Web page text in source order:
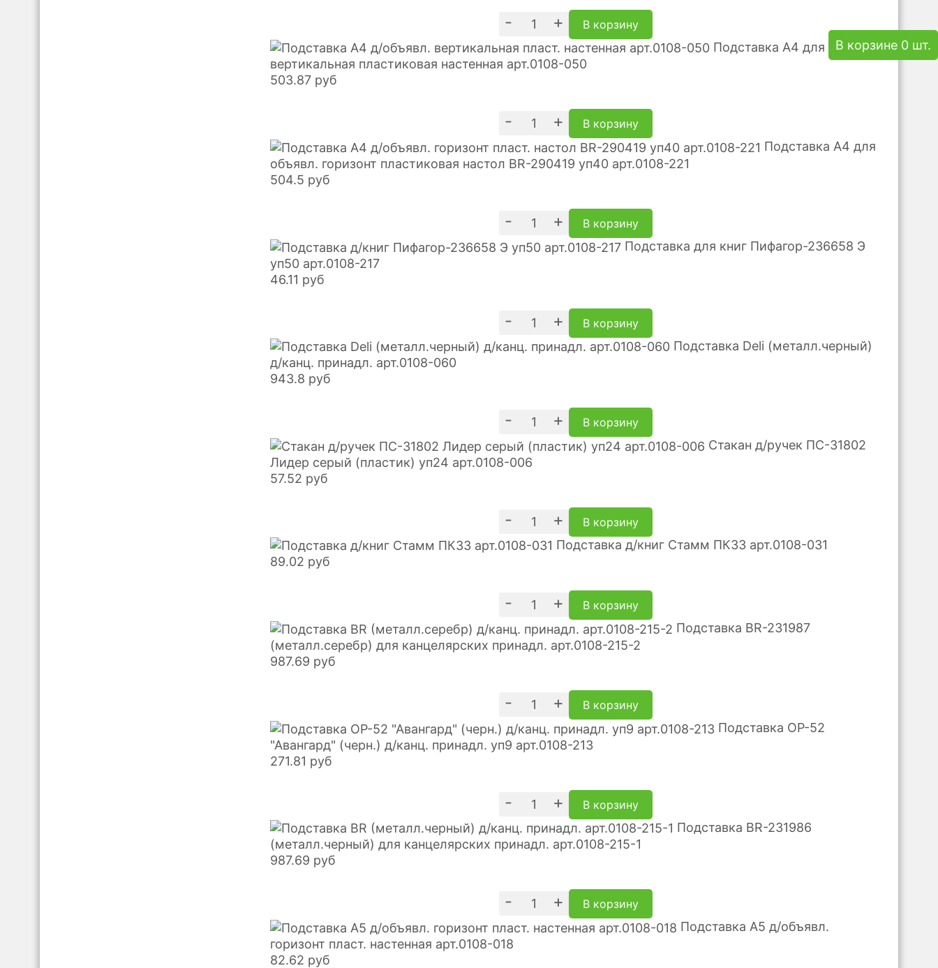
В корзине 0 шт.
- + В корзину
Подставка А4 для объявл.
вертикальная пластиковая настенная арт.0108-050
503.87 руб
- + В корзину
Подставка А4 для
объявл. горизонт пластиковая настол BR-290419 уп40 арт.0108-221
504.5 руб
- + В корзину
Подставка для книг Пифагор-236658 Э
уп50 арт.0108-217
46.11 руб
- + В корзину
Подставка Deli (металл.черный)
д/канц. принадл. арт.0108-060
943.8 руб
- + В корзину
Стакан д/ручек ПС-31802
Лидер серый (пластик) уп24 арт.0108-006
57.52 руб
- + В корзину
Подставка д/книг Стамм ПК33 арт.0108-031
89.02 руб
- + В корзину
Подставка BR-231987
(металл.серебр) для канцелярских принадл. арт.0108-215-2
987.69 руб
- + В корзину
Подставка ОР-52
"Авангард" (черн.) д/канц. принадл. уп9 арт.0108-213
271.81 руб
- + В корзину
Подставка BR-231986
(металл.черный) для канцелярских принадл. арт.0108-215-1
987.69 руб
- + В корзину
Подставка А5 д/объявл.
горизонт пласт. настенная арт.0108-018
82.62 руб